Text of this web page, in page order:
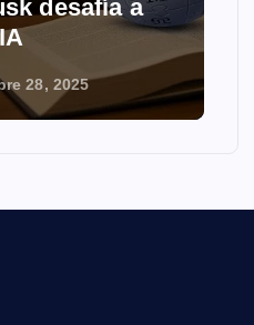
desafía a
28, 2025